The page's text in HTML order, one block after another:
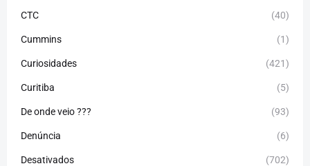
CTC (40)
Cummins (1)
Curiosidades (421)
Curitiba (5)
De onde veio ??? (93)
Denúncia (6)
Desativados (702)